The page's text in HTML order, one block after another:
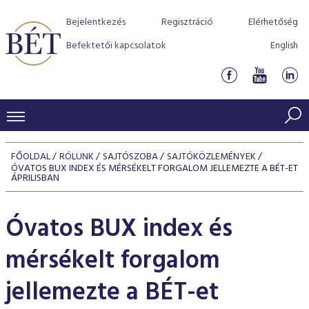
Bejelentkezés Regisztráció
Elérhetőség
Befektetői kapcsolatok
English
KERESKEDÉSI ADATOK
INDEXEK
Kötvényindexek
Jelzáloglevél indexek
Vállalati kötvény indexek
Kedvenc instrumentumok
Azonnali Piac
Részvények
Származékos piac
BEFEKTETŐK
Indexek
Részvény szekció
Hitelpapír szekció
Szabályozás
BÉT szabályzatok
Befektetővédelem
Alkalmazott díjstruktúra
Elszámolás
KIBOCSÁTÓK
program
BÉT Xtend - Részvénypiac egyszerűen
TŐZSDETAGOK
Tőzsdetagok, üzletkötők
VENDOROK
FŐOLDAL RÓLUNK SAJTÓSZOBA SAJTÓKÖZLEMÉNYEK
ÓVATOS BUX INDEX ÉS MÉRSÉKELT FORGALOM JELLEMEZTE A BÉT-ET
ÁPRILISBAN
Óvatos BUX index és
mérsékelt forgalom
jellemezte a BÉT-et